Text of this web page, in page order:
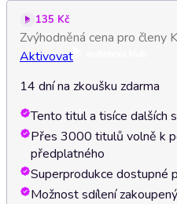
135 Kč
Zvýhodněná cena pro členy
Aktivovat
14 dní na zkoušku zdarma
Tento titul a tisíce dalších
Přes 3000 titulů volně k
předplatného
Superprodukce dostupné
Možnost sdílení